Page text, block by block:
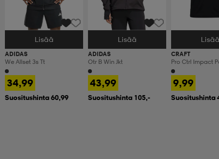
Valitse Koko
Lisää
ADIDAS
We Allset 3s Tt
34,99
Suositushinta 60,99
Valitse Koko
Lisää
ADIDAS
Otr B Win Jkt
43,99
Suositushinta 105,-
Valitse Koko
CRAFT
Pro Ctrl Impact
9,99
Suositushinta